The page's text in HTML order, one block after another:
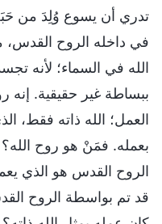
تدري أن يسوع وُلِدَ من
في داخله الروح القدس،
الله في السماء؛ لأنه
ببساطة غير حقيقية. إنه
العمل؛ الله ذاته فقط،
بعمله. فمَنْ هو روح
الروح القدس هو الذي
قد تم بواسطة الروح